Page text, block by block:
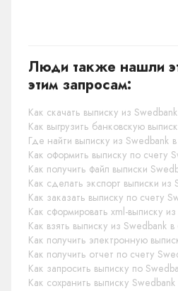
Люди также нашли
этим запросам:
Как скачать выписку из
Как выгрузить банковскую
Где найти выписку из Swedbank
Как оформить выписку по счету
Как получить файл выписки
Как сделать экспорт выписки из
Как заказать выписку по счету
Как сформировать xml-выписку
Как взять выписку из Swedbank
Как получить электронную
Как получить отчет по счету
Как запросить выписку по
Как сохранить выписку